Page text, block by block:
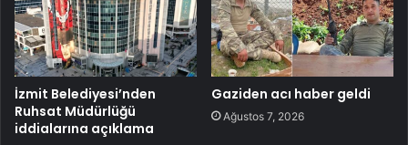
İzmit Belediyesi’nden
Ruhsat Müdürlüğü
iddialarına açıklama
Gaziden acı haber geldi
Ağustos 7, 2026